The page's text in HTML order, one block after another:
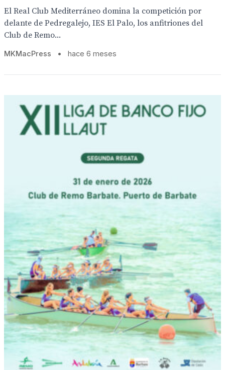
El Real Club Mediterráneo domina la competición por
delante de Pedregalejo, IES El Palo, los anfitriones del
Club de Remo...
MKMacPress • hace 6 meses